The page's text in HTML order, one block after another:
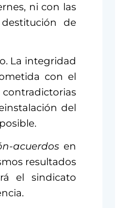
ni con las
de
La integridad
con el
contradictorias
del
acuerdosen
resultados
el sindicato